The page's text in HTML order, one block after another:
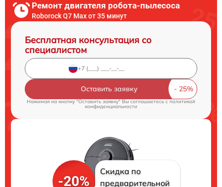
Ремонт двигателя робота-пылесоса
Roborock Q7 Max от 35 минут
Бесплатная консультация со
специалистом
Оставить заявку
Нажимая на кнопку "Оставить заявку" Вы соглашаетесь cполитикой
конфиденциальности
-20%
Скидка по
предварительной